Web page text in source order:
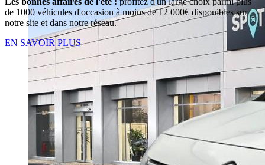
de 1000 véhicules d'occasion à moins de 12 000€ disponibles sur
notre site et dans notre réseau.
EN SAVOIR PLUS